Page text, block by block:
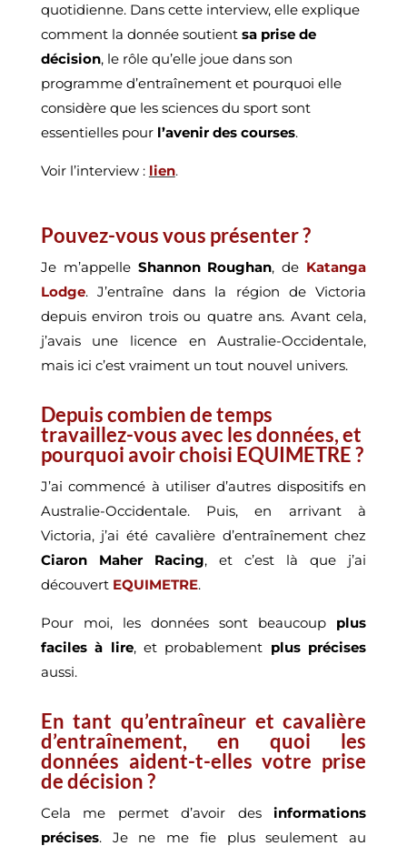
quotidienne. Dans cette interview, elle explique
comment la donnée soutient sa prise de
décision, le rôle qu’elle joue dans son
programme d’entraînement et pourquoi elle
considère que les sciences du sport sont
essentielles pour l’avenir des courses.
Voir l’interview : lien.
Pouvez-vous vous présenter ?
Je m’appelle Shannon Roughan, de Katanga
Lodge. J’entraîne dans la région de Victoria
depuis environ trois ou quatre ans. Avant cela,
j’avais une licence en Australie-Occidentale,
mais ici c’est vraiment un tout nouvel univers.
Depuis combien de temps
travaillez-vous avec les données, et
pourquoi avoir choisi EQUIMETRE ?
J’ai commencé à utiliser d’autres dispositifs en
Australie-Occidentale. Puis, en arrivant à
Victoria, j’ai été cavalière d’entraînement chez
Ciaron Maher Racing, et c’est là que j’ai
découvert EQUIMETRE.
Pour moi, les données sont beaucoup plus
faciles à lire, et probablement plus précises
aussi.
En tant qu’entraîneur et cavalière
d’entraînement, en quoi les
données aident-t-elles votre prise
de décision ?
Cela me permet d’avoir desinformations
précises. Je ne me fie plus seulement au